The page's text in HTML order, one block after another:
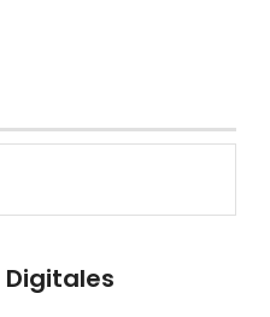
Digitales